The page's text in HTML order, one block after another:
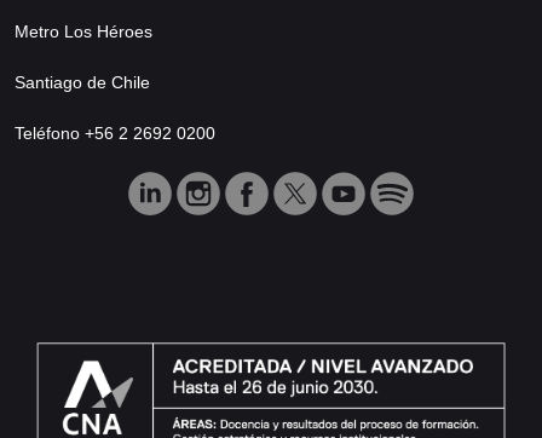
Metro Los Héroes
Santiago de Chile
Teléfono +56 2 2692 0200